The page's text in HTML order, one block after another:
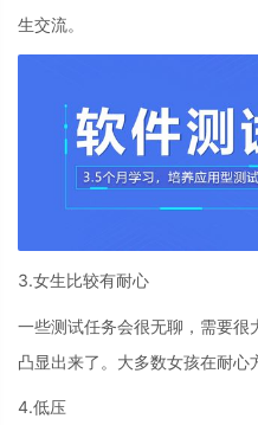
生交流。
3.女生比较有耐心
一些测试任务会很无聊，需要
凸显出来了。大多数女孩在耐心
4.低压